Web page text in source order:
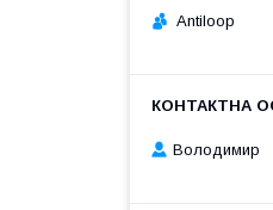
Antiloop
Володимир